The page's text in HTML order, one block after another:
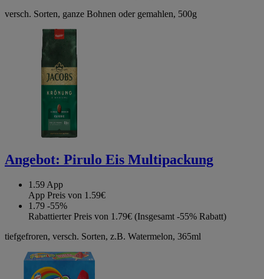
versch. Sorten, ganze Bohnen oder gemahlen, 500g
Angebot: Pirulo Eis Multipackung
1.59 App
App Preis von 1.59€
1.79 -55%
Rabattierter Preis von 1.79€ (Insgesamt -55% Rabatt)
tiefgefroren, versch. Sorten, z.B. Watermelon, 365ml